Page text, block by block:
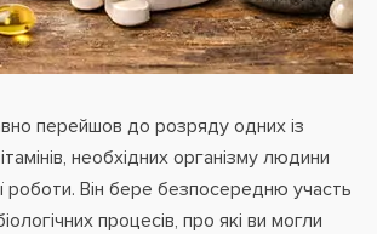
перейшов до розряду одних із
необхідних організму людини
роботи. Він бере безпосередню участь
процесів, про які ви могли